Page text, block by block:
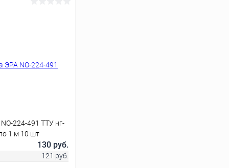
224-491 ТТУ нг-
1 м 10 шт
130 руб.
121 руб.